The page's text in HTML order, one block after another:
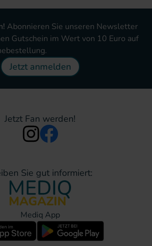
Abonnieren Sie unseren Newsletter
Gutschein im Wert von 10 Euro auf
Jetzt anmelden
Jetzt Fan werden!
Sie gut informiert:
Mediq App